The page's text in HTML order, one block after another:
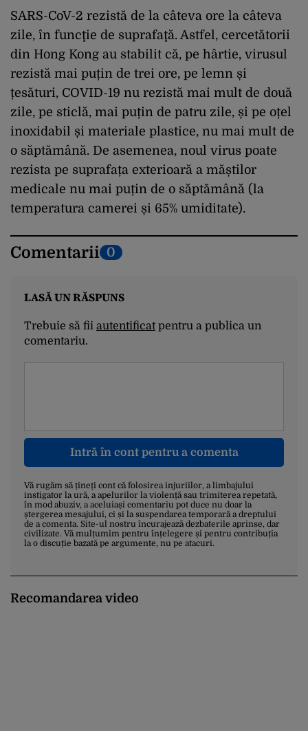
SARS-CoV-2 rezistă de la câteva ore la câteva
zile, în funcţie de suprafaţă. Astfel, cercetătorii
din Hong Kong au stabilit că, pe hârtie, virusul
rezistă mai puțin de trei ore, pe lemn și
țesături, COVID-19 nu rezistă mai mult de două
zile, pe sticlă, mai puțin de patru zile, și pe oțel
inoxidabil și materiale plastice, nu mai mult de
o săptămână. De asemenea, noul virus poate
rezista pe suprafața exterioară a măștilor
medicale nu mai puțin de o săptămână (la
temperatura camerei și 65% umiditate).
Comentarii 0
LASĂ UN RĂSPUNS
Trebuie să fii autentificatpentru a publica un
comentariu.
Intră în cont pentru a comenta
Vă rugăm să țineți cont că folosirea injuriilor, a limbajului
instigator la ură, a apelurilor la violență sau trimiterea repetată,
în mod abuziv, a aceluiași comentariu pot duce nu doar la
ștergerea mesajului, ci și la suspendarea temporară a dreptului
de a comenta. Site-ul nostru încurajează dezbaterile aprinse, dar
civilizate. Vă mulțumim pentru înțelegere și pentru contribuția
la o discuție bazată pe argumente, nu pe atacuri.
Recomandarea video